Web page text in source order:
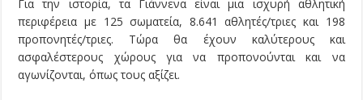
Για την ιστορία, τα Γιάννενα είναι μια ισχυρή αθλητική
περιφέρεια με 125 σωματεία, 8.641 αθλητές/τριες και 198
προπονητές/τριες. Τώρα θα έχουν καλύτερους και
ασφαλέστερους χώρους για να προπονούνται και να
αγωνίζονται, όπως τους αξίζει.